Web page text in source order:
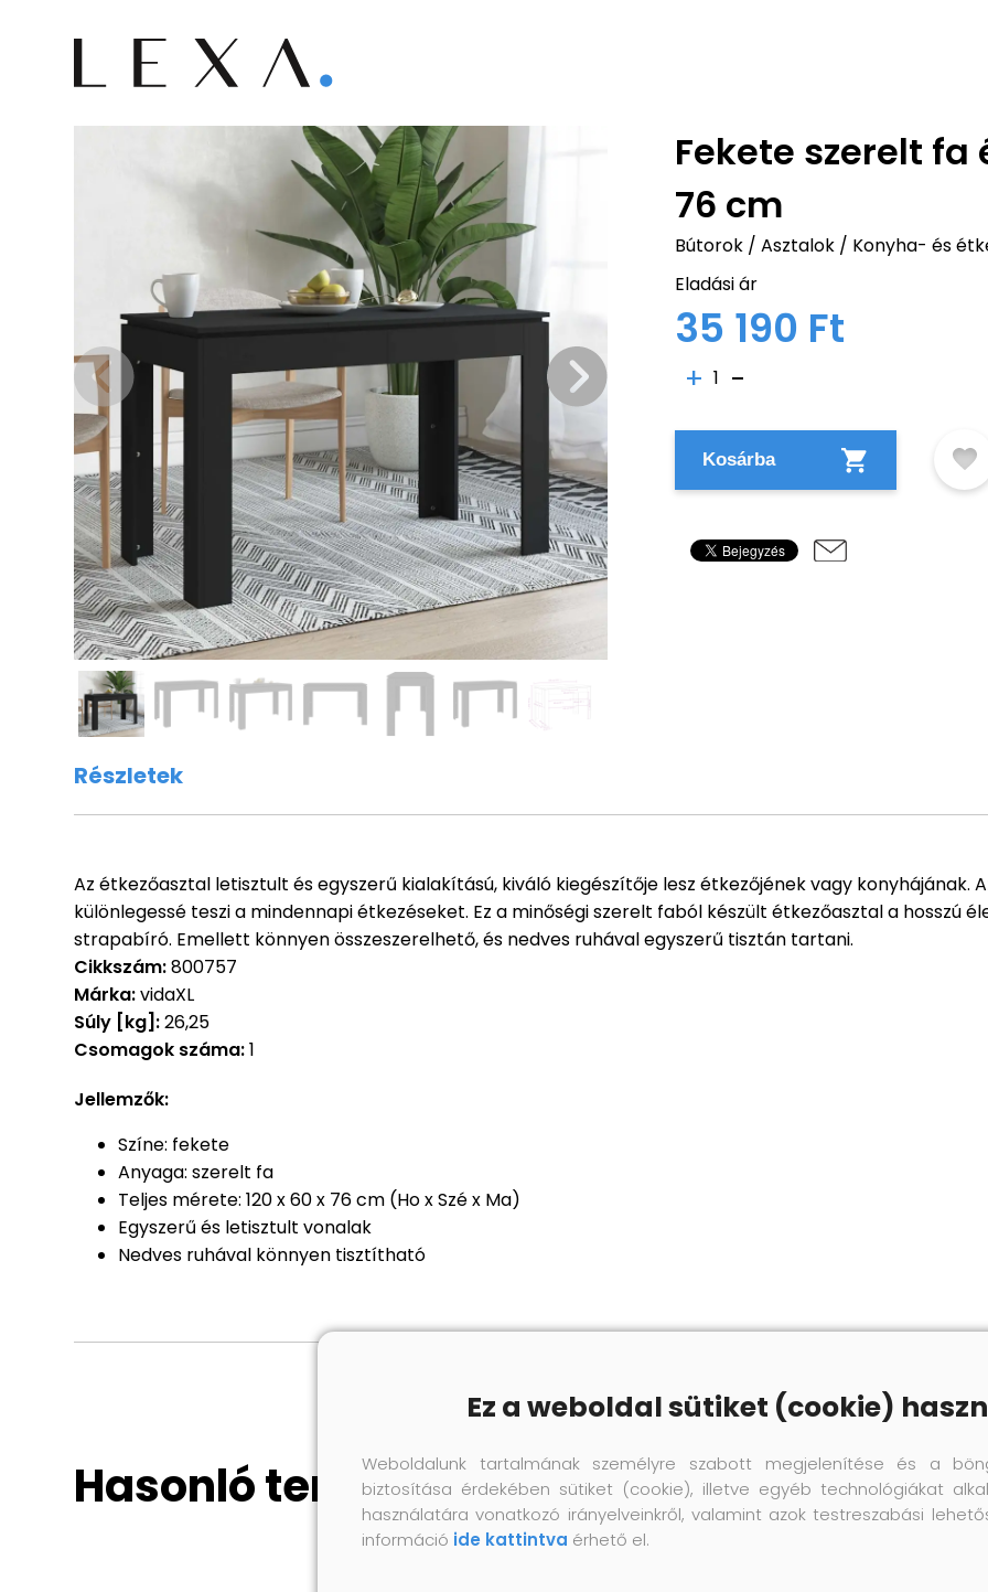
Fekete szerelt fa
76 cm
Bútorok/ Asztalok/ Konyha- és
Eladási ár
35 190 Ft
1
Kosárba
Részletek
Az étkezőasztal letisztult és egyszerű kialakítású, kiváló kiegészítője lesz étkezőjének vagy konyhájának.
különlegessé teszi a mindennapi étkezéseket. Ez a minőségi szerelt faból készült étkezőasztal a hosszú
strapabíró. Emellett könnyen összeszerelhető, és nedves ruhával egyszerű tisztán tartani.
Cikkszám:800757
Márka:vidaXL
Súly [kg]:26,25
Csomagok száma:1
Jellemzők:
Színe: fekete
Anyaga: szerelt fa
Teljes mérete: 120 x 60 x 76 cm (Ho x Szé x Ma)
Egyszerű és letisztult vonalak
Nedves ruhával könnyen tisztítható
Hasonló termékek
Ez a weboldal sütiket (cookie)
Weboldalunk tartalmának személyre szabott megjelenítése és a
biztosítása érdekében sütiket (cookie), illetve egyéb technológiákat
használatára vonatkozó irányelveinkről, valamint azok testreszabási
információ ide kattintva érhető el.